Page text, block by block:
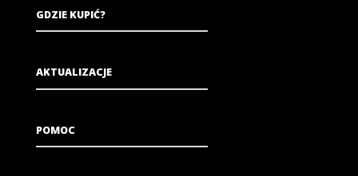
GDZIE KUPIĆ?
AKTUALIZACJE
POMOC